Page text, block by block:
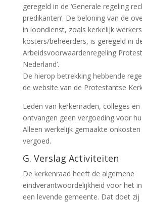
geregeld in de ‘Generale regeling
predikanten’. De beloning van de
in loondienst, zoals kerkelijk
kosters/beheerders, is geregeld in
Arbeidsvoorwaardenregeling
Nederland’.
De hierop betrekking hebbende
de website van de Protestantse
Leden van kerkenraden, colleges
ontvangen geen vergoeding voor
Alleen werkelijk gemaakte
vergoed.
G. Verslag Activiteiten
De kerkenraad heeft de algemene
eindverantwoordelijkheid voor het
een levende gemeente. Dat doet